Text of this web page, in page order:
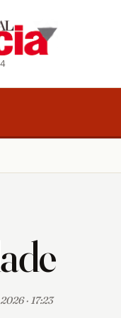
· 17:23